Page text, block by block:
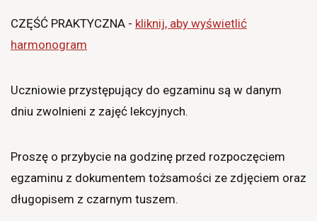
CZĘŚĆ PRAKTYCZNA - kliknij, aby wyświetlić
harmonogram
Uczniowie przystępujący do egzaminu są w danym
dniu zwolnieni z zajęć lekcyjnych.
Proszę o przybycie na godzinę przed rozpoczęciem
egzaminu z dokumentem tożsamości ze zdjęciem oraz
długopisem z czarnym tuszem.